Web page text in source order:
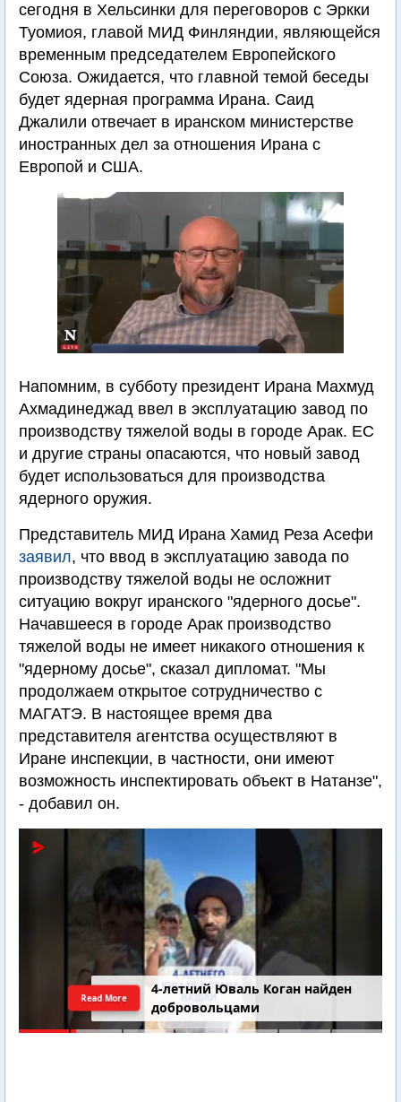
сегодня в Хельсинки для переговоров с Эркки
Туомиоя, главой МИД Финляндии, являющейся
временным председателем Европейского
Союза. Ожидается, что главной темой беседы
будет ядерная программа Ирана. Саид
Джалили отвечает в иранском министерстве
иностранных дел за отношения Ирана с
Европой и США.
Напомним, в субботу президент Ирана Махмуд
Ахмадинеджад ввел в эксплуатацию завод по
производству тяжелой воды в городе Арак. ЕС
и другие страны опасаются, что новый завод
будет использоваться для производства
ядерного оружия.
Представитель МИД Ирана Хамид Реза Асефи
заявил, что ввод в эксплуатацию завода по
производству тяжелой воды не осложнит
ситуацию вокруг иранского "ядерного досье".
Начавшееся в городе Арак производство
тяжелой воды не имеет никакого отношения к
"ядерному досье", сказал дипломат. "Мы
продолжаем открытое сотрудничество с
МАГАТЭ. В настоящее время два
представителя агентства осуществляют в
Иране инспекции, в частности, они имеют
возможность инспектировать объект в Натанзе",
- добавил он.
4-летний Юваль Коган найден
добровольцами
Read More